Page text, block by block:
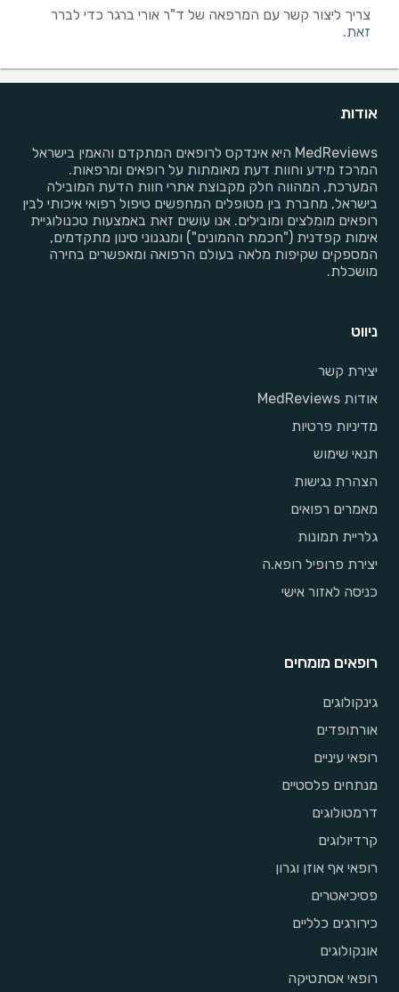
צריך ליצור קשר עם המרפאה של ד"ר אורי ברגר כדי לברר
זאת.
אודות
MedReviews היא אינדקס לרופאים המתקדם והאמין בישראל
המרכז מידע וחוות דעת מאומתות על רופאים ומרפאות.
המערכת, המהווה חלק מקבוצת אתרי חוות הדעת המובילה
בישראל, מחברת בין מטופלים המחפשים טיפול רפואי איכותי לבין
רופאים מומלצים ומובילים. אנו עושים זאת באמצעות טכנולוגיית
אימות קפדנית ("חכמת ההמונים") ומנגנוני סינון מתקדמים,
המספקים שקיפות מלאה בעולם הרפואה ומאפשרים בחירה
מושכלת.
ניווט
יצירת קשר
אודות MedReviews
מדיניות פרטיות
תנאי שימוש
הצהרת נגישות
מאמרים רפואים
גלריית תמונות
יצירת פרופיל רופא.ה
כניסה לאזור אישי
רופאים מומחים
גינקולוגים
אורתופדים
רופאי עיניים
מנתחים פלסטיים
דרמטולוגים
קרדיולוגים
רופאי אף אוזן וגרון
פסיכיאטרים
כירורגים כלליים
אונקולוגים
רופאי אסתטיקה